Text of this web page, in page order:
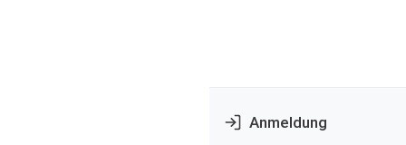
Anmeldung